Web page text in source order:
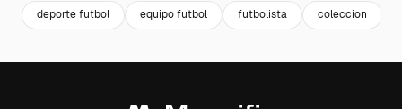
deporte futbol equipo futbol futbolista coleccion